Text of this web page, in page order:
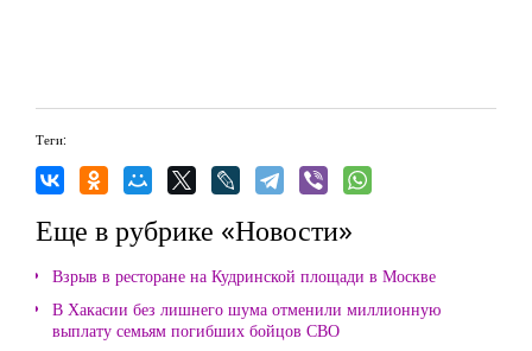
Теги:
Еще в рубрике «Новости»
Взрыв в ресторане на Кудринской площади в Москве
В Хакасии без лишнего шума отменили миллионную
выплату семьям погибших бойцов СВО